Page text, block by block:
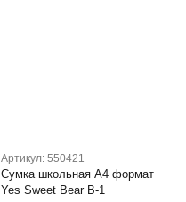
Артикул: 550421
Сумка школьная А4 формат
Yes Sweet Bear В-1